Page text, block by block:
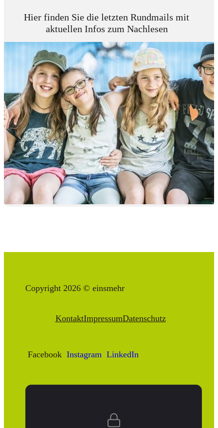
Hier finden Sie die letzten Rundmails mit
aktuellen Infos zum Nachlesen
Copyright 2026 © einsmehr
KontaktImpressumDatenschutz
Facebook Instagram LinkedIn